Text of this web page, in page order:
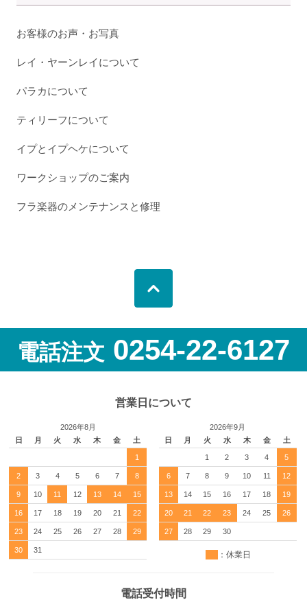
お客様のお声・お写真
レイ・ヤーンレイについて
パラカについて
ティリーフについて
イプとイプヘケについて
ワークショップのご案内
フラ楽器のメンテナンスと修理
電話注文 0254-22-6127
営業日について
2026年8月
日
月 火 水 木 金 土
1
2 3 4 5 6 7 8
9 10 11 12 13 14 15
16 17 18 19 20 21 22
23 24 25 26 27 28 29
30 31
2026年9月
日
月 火 水 木 金 土
1 2 3 4 5
6 7 8 9 10 11 12
13 14 15 16 17 18 19
20 21 22 23 24 25 26
27 28 29 30
：休業日
電話受付時間